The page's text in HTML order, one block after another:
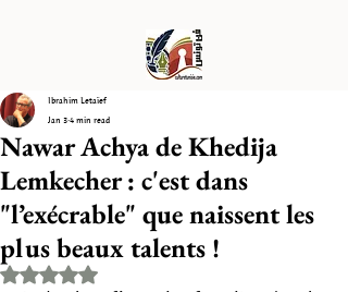
Nawar Achya de Khedija
Lemkecher : c'est dans
"l’exécrable" que naissent les
plus beaux talents !
Ibrahim Letaïef
Jan 34 min read
Rated NaN out of 5 stars.